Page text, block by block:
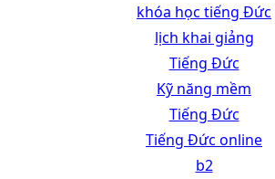
khóa học tiếng Đức
lịch khai giảng
Tiếng Đức
Kỹ năng mềm
Tiếng Đức
Tiếng Đức online
b2